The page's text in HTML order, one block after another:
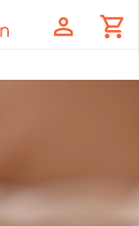
profile shopping_cart